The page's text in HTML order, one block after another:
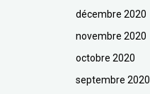
décembre 2020
novembre 2020
octobre 2020
septembre 2020